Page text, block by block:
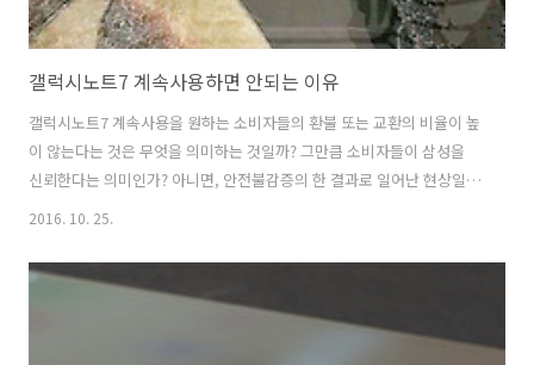
갤럭시노트7 계속사용하면 안되는 이유
갤럭시노트7 계속사용을 원하는 소비자들의 환불 또는 교환의 비율이 높
이 않는다는 것은 무엇을 의미하는 것일까? 그만큼 소비자들이 삼성을
신뢰한다는 의미인가? 아니면, 안전불감증의 한 결과로 일어난 현상일
까? 그것도 아니라면 딱히 교환할만한 제품이 없어서 일까? 단종이 되어
약할 수 없겠지만, 이러한 현상을 살펴보는 것도 의미가 있을 것같다. 언
론기사에 따르면 갤럭시노트7의 전세계 교환비율은 약 50%에 지나지
않는다. 구입한 2인 가운데 1명은 계속사용을 원하는 것이다. 폭발의 위
험이 있는 제품임에도 불구하고 소비자들은 그 피해를 자신들이 감수한
2016. 10. 25.